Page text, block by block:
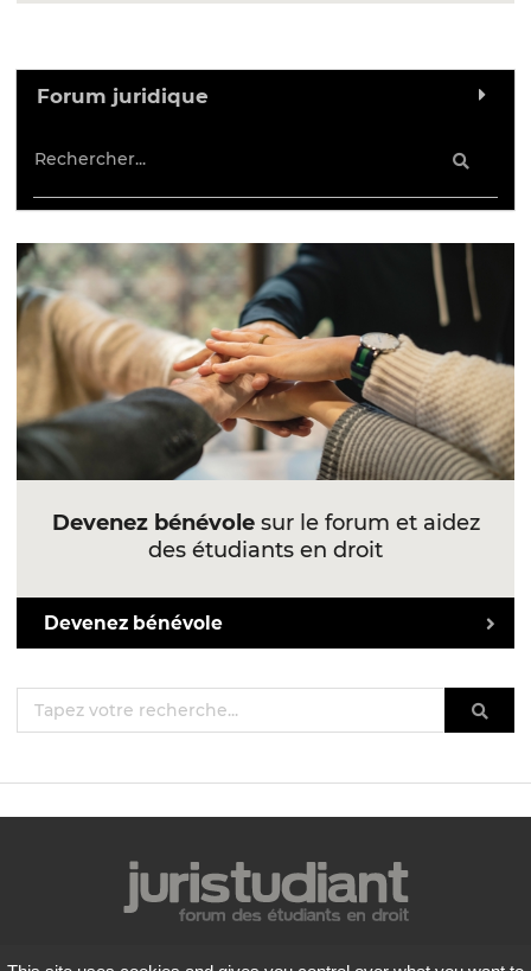
Forum juridique
Devenez bénévolesur le forum et aidez
des étudiants en droit
Devenez bénévole
Mentions légales